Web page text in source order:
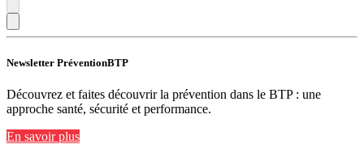
Newsletter PréventionBTP
Découvrez et faites découvrir la prévention dans le BTP : une
approche santé, sécurité et performance.
En savoir plus